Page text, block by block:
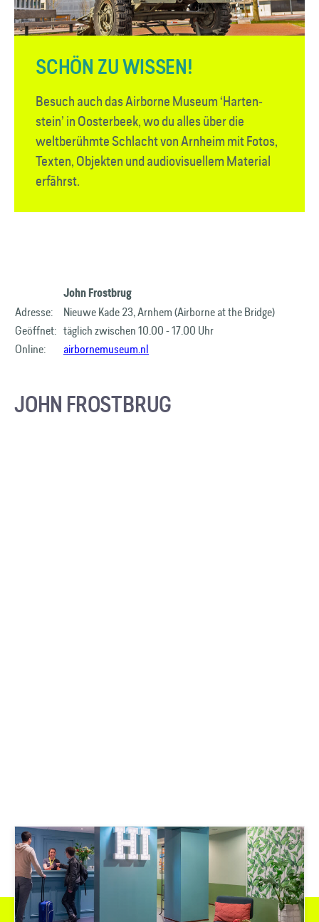
SCHÖN ZU WISSEN!
Besuch auch das Airborne Museum ‘Harten­
stein’ in Oosterbeek, wo du alles über die
weltberühmte Schlacht von Arnheim mit Fotos,
Texten, Objekten und audiovisuellem Material
erfährst.
John Frostbrug
Adresse:
Nieuwe Kade 23, Arnhem (Airborne at the Bridge)
Geöffnet: täglich zwischen 10.00 - 17.00 Uhr
Online:
airbornemuseum.nl
JOHN FROSTBRUG